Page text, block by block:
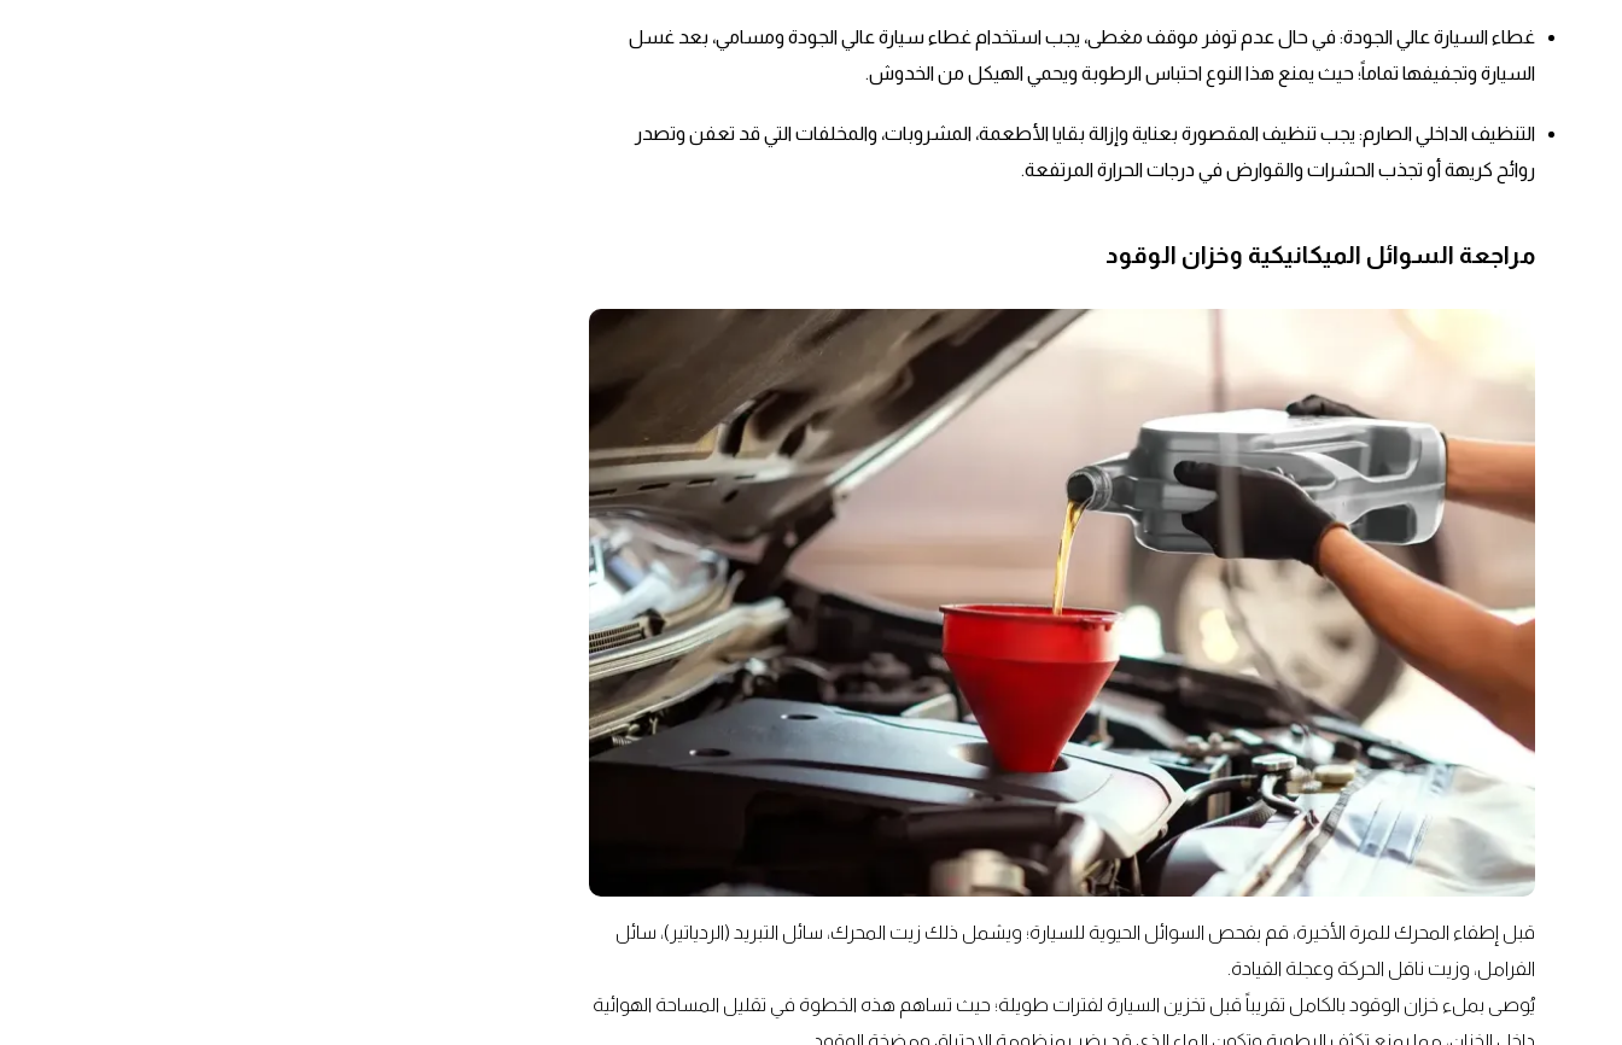
غطاء السيارة عالي الجودة: في حال عدم توفر موقف مغطى، يجب استخدام غطاء سيارة عالي الجودة ومسامي، بعد غسل
السيارة وتجفيفها تماماً؛ حيث يمنع هذا النوع احتباس الرطوبة ويحمي الهيكل من الخدوش.
التنظيف الداخلي الصارم: يجب تنظيف المقصورة بعناية وإزالة بقايا الأطعمة، المشروبات، والمخلفات التي قد تعفن وتصدر
روائح كريهة أو تجذب الحشرات والقوارض في درجات الحرارة المرتفعة.
مراجعة السوائل الميكانيكية وخزان الوقود
قبل إطفاء المحرك للمرة الأخيرة، قم بفحص السوائل الحيوية للسيارة؛ ويشمل ذلك زيت المحرك، سائل التبريد (الردياتير)، سائل
الفرامل، وزيت ناقل الحركة وعجلة القيادة.
يُوصى بملء خزان الوقود بالكامل تقريباً قبل تخزين السيارة لفترات طويلة؛ حيث تساهم هذه الخطوة في تقليل المساحة الهوائية
داخل الخزان، مما يمنع تكثف الرطوبة وتكون الماء الذي قد يضر بمنظومة الاحتراق ومضخة الوقود.